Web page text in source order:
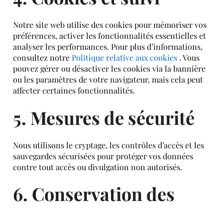
Notre site web utilise des cookies pour mémoriser vos
préférences, activer les fonctionnalités essentielles et
analyser les performances. Pour plus d’informations,
consultez notrePolitique relative aux cookies . Vous
pouvez gérer ou désactiver les cookies via la bannière
ou les paramètres de votre navigateur, mais cela peut
affecter certaines fonctionnalités.
5. Mesures de sécurité
Nous utilisons le cryptage, les contrôles d’accès et les
sauvegardes sécurisées pour protéger vos données
contre tout accès ou divulgation non autorisés.
6. Conservation des